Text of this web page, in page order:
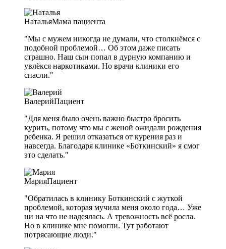
НатальяМама пациента
"Мы с мужем никогда не думали, что столкнёмся с
подобной проблемой… Об этом даже писать
страшно. Наш сын попал в дурную компанию и
увлёкся наркотиками. Но врачи клиники его
спасли."
ВалерийПациент
"Для меня было очень важно быстро бросить
курить, потому что мы с женой ожидали рождения
ребенка. Я решил отказаться от курения раз и
навсегда. Благодаря клинике «Боткинский» я смог
это сделать."
МарияПациент
"Обратилась в клинику Боткинский с жуткой
проблемой, которая мучила меня около года… Уже
ни на что не надеялась. А тревожность всё росла.
Но в клинике мне помогли. Тут работают
потрясающие люди."